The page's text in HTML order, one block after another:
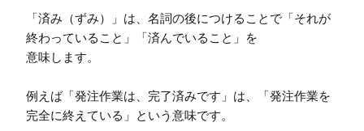
「済み（ずみ）」は、名詞の後につけることで「それが
終わっていること」「済んでいること」を
意味します。
例えば「発注作業は、完了済みです」は、「発注作業を
完全に終えている」という意味です。